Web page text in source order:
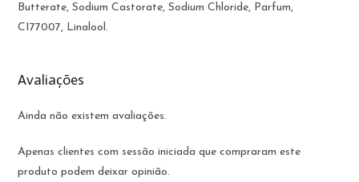
Butterate, Sodium Castorate, Sodium Chloride, Parfum,
CI77007, Linalool.
Avaliações
Ainda não existem avaliações.
Apenas clientes com sessão iniciada que compraram este
produto podem deixar opinião.